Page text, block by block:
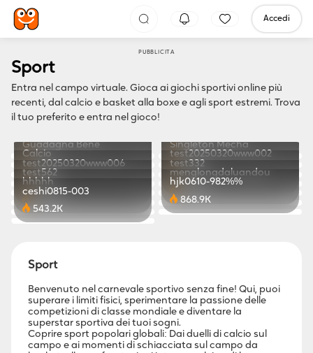
Accedi
PUBBLICITÀ
Sport
Entra nel campo virtuale. Gioca ai giochi sportivi online più
recenti, dal calcio e basket alla boxe e agli sport estremi. Trova
il tuo preferito e entra nel gioco!
Tiny Clash
246.5K
117.0K
393.7K
259.2K
Guadagna Bene
879.4K
Singleton Mecha
301.0K
Calcio
491.5K
test20250320www002
498.7K
test20250320www006
351.1K
test332
278.5K
test562
422.8K
menglongdaluandou
hhhhh
hjk0610-982%%
868.9K
ceshi0815-003
543.2K
Sport
Benvenuto nel carnevale sportivo senza fine! Qui, puoi
superare i limiti fisici, sperimentare la passione delle
competizioni di classe mondiale e diventare la
superstar sportiva dei tuoi sogni.
Coprire sport popolari globali: Dai duelli di calcio sul
campo e ai momenti di schiacciata sul campo da